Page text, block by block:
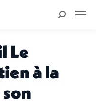
Recherche
Le
à la